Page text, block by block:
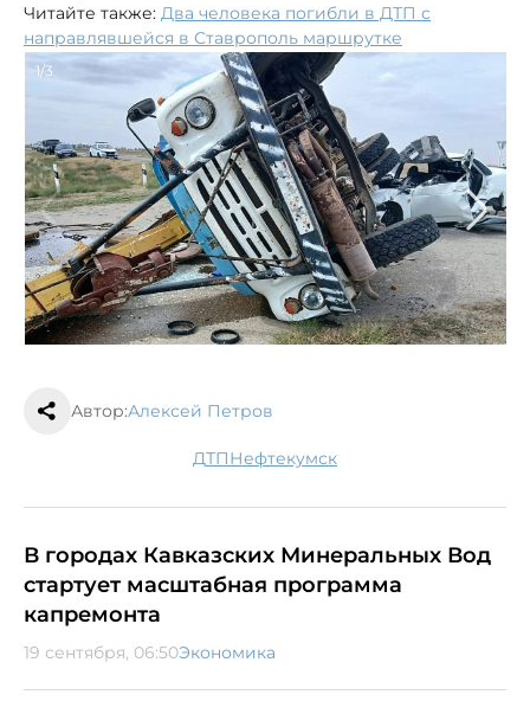
Читайте также: Два человека погибли в ДТП с
направлявшейся в Ставрополь маршрутке
1/3
Автор:Алексей Петров
ДТП Нефтекумск
В городах Кавказских Минеральных Вод
стартует масштабная программа
капремонта
19 сентября, 06:50Экономика